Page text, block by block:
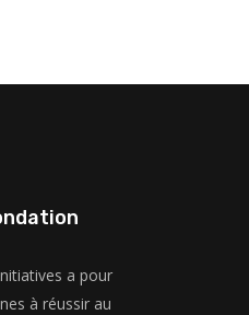
a pour
à réussir au